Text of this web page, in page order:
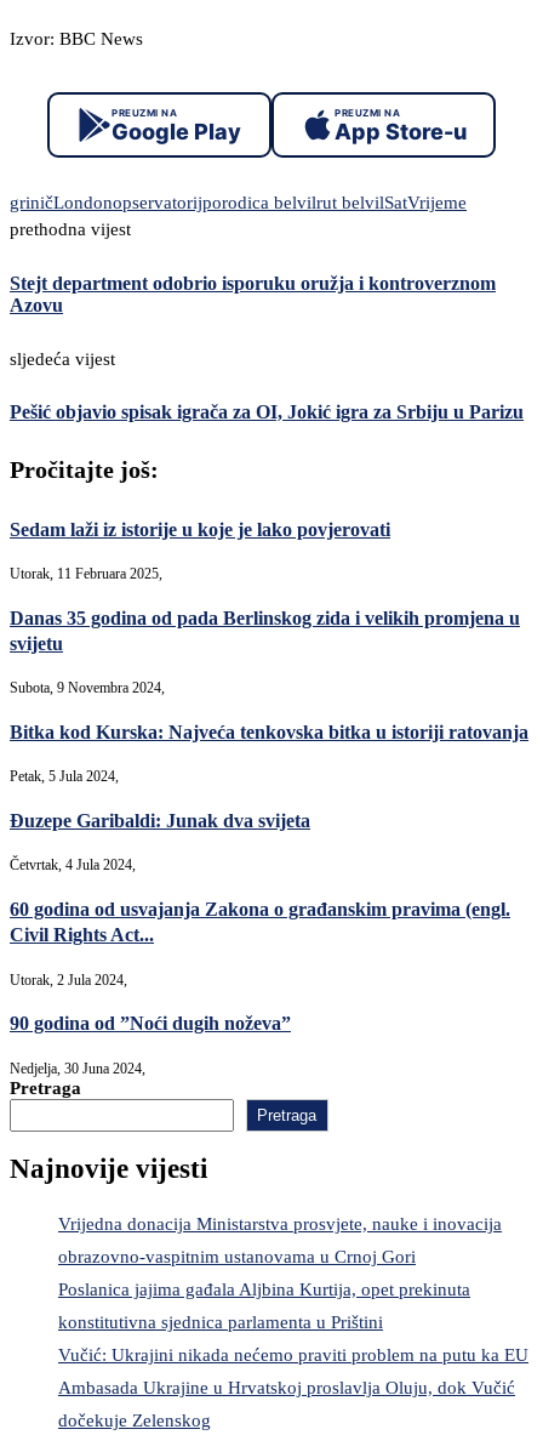
Izvor: BBC News
PREUZMI NA
Google Play
PREUZMI NA
App Store-u
griničLondonopservatorijporodica belvilrut belvilSatVrijeme
prethodna vijest
Stejt department odobrio isporuku oružja i kontroverznom
Azovu
sljedeća vijest
Pešić objavio spisak igrača za OI, Jokić igra za Srbiju u Parizu
Pročitajte još:
Sedam laži iz istorije u koje je lako povjerovati
Utorak, 11 Februara 2025,
Danas 35 godina od pada Berlinskog zida i velikih promjena u
svijetu
Subota, 9 Novembra 2024,
Bitka kod Kurska: Najveća tenkovska bitka u istoriji ratovanja
Petak, 5 Jula 2024,
Đuzepe Garibaldi: Junak dva svijeta
Četvrtak, 4 Jula 2024,
60 godina od usvajanja Zakona o građanskim pravima (engl.
Civil Rights Act...
Utorak, 2 Jula 2024,
90 godina od ”Noći dugih noževa”
Nedjelja, 30 Juna 2024,
Pretraga
Pretraga
Najnovije vijesti
Vrijedna donacija Ministarstva prosvjete, nauke i inovacija
obrazovno-vaspitnim ustanovama u Crnoj Gori
Poslanica jajima gađala Aljbina Kurtija, opet prekinuta
konstitutivna sjednica parlamenta u Prištini
Vučić: Ukrajini nikada nećemo praviti problem na putu ka EU
Ambasada Ukrajine u Hrvatskoj proslavlja Oluju, dok Vučić
dočekuje Zelenskog